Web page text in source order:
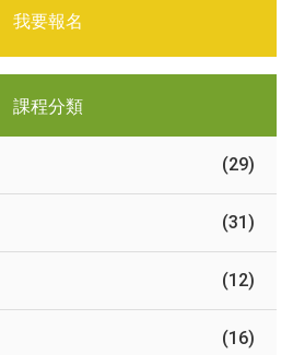
我要報名
課程分類
(29)
(31)
(12)
(16)